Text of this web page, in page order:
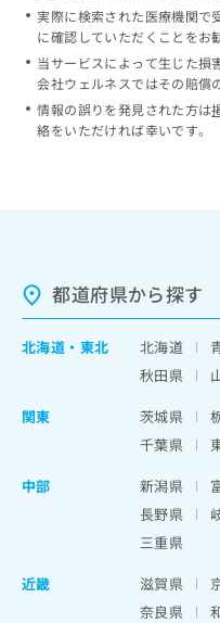
実際に検索された医療機関で
に確認していただくことをお
当サービスによって生じた損
会社ウェルネスではその賠償
情報の誤りを発見された方は
絡をいただければ幸いです。
都道府県から探す
北海道 ・ 東北 北海道
秋田県
関東
茨城県
千葉県
中部
新潟県
長野県
三重県
近畿
滋賀県
奈良県